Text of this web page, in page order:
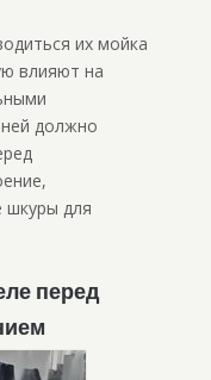
их мойка
влияют на
должно
шкуры для
перед